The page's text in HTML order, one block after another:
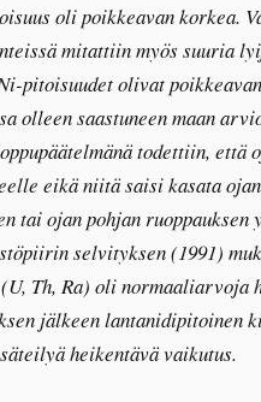
oli poikkeavan korkea.
mitattiin myös suuria
pitoisuudet olivat
olleen saastuneen maan
todettiin,
eikä niitä saisi kasata
tai ojan pohjan ruoppauksen
selvityksen (1991)
Th, Ra) oli normaaliarvoja
jälkeen lantanidipitoinen
heikentävä vaikutus.